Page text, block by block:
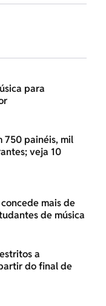
para
750 painéis, mil
veja 10
mais de
de música
a
do final de